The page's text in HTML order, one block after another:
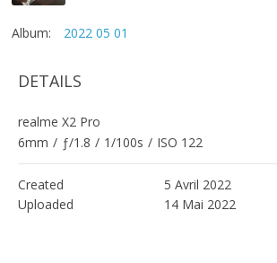
Album: 2022 05 01
DETAILS
realme X2 Pro
6mm / ƒ/1.8 / 1/100s / ISO 122
Created
5 Avril 2022
Uploaded
14 Mai 2022